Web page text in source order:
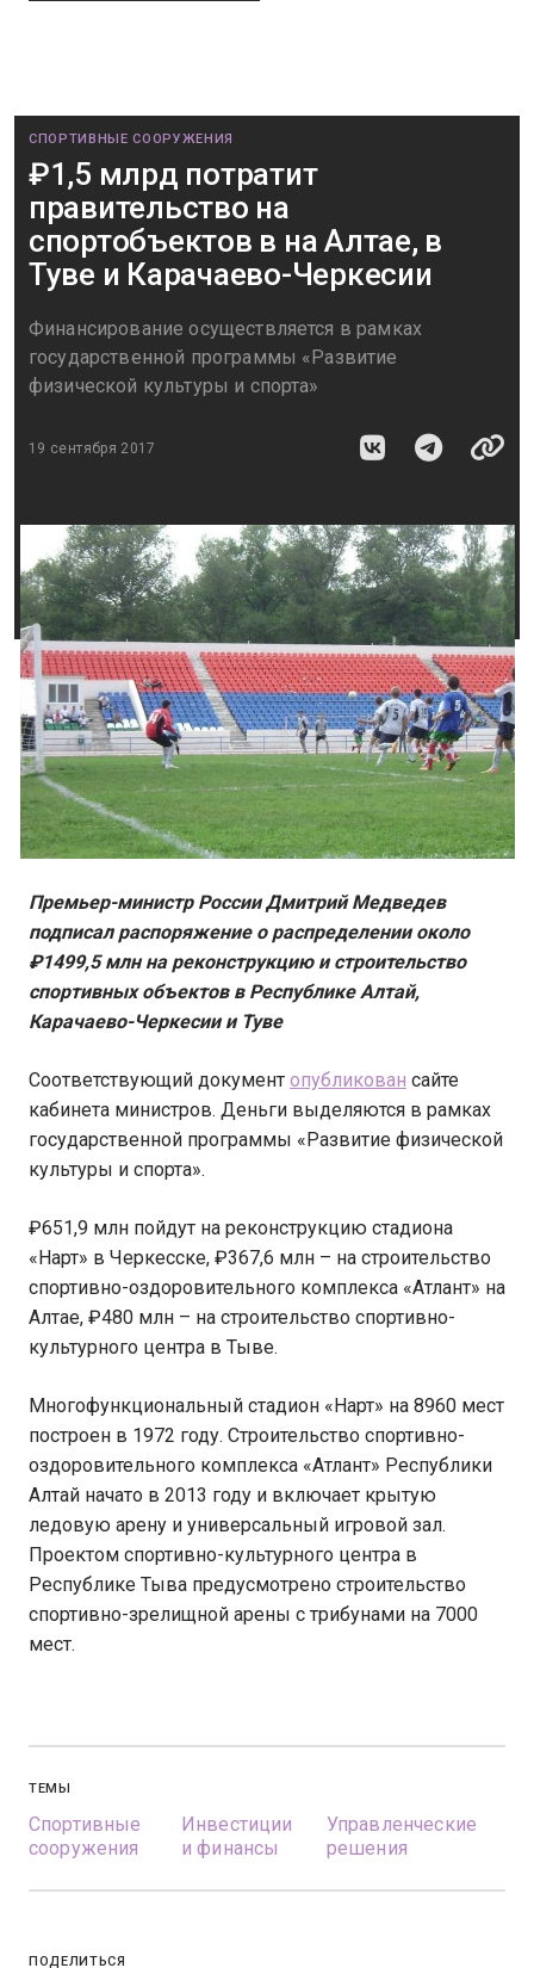
СПОРТИВНЫЕ СООРУЖЕНИЯ
₽1,5 млрд потратит
правительство на
спортобъектов в на Алтае, в
Туве и Карачаево-Черкесии
Финансирование осуществляется в рамках
государственной программы «Развитие
физической культуры и спорта»
19 сентября 2017
Премьер-министр России Дмитрий Медведев
подписал распоряжение о распределении около
₽1499,5 млн на реконструкцию и строительство
спортивных объектов в Республике Алтай,
Карачаево-Черкесии и Туве
Соответствующий документ опубликован сайте
кабинета министров. Деньги выделяются в рамках
государственной программы «Развитие физической
культуры и спорта».
₽651,9 млн пойдут на реконструкцию стадиона
«Нарт» в Черкесске, ₽367,6 млн – на строительство
спортивно-оздоровительного комплекса «Атлант» на
Алтае, ₽480 млн – на строительство спортивно-
культурного центра в Тыве.
Многофункциональный стадион «Нарт» на 8960 мест
построен в 1972 году. Строительство спортивно-
оздоровительного комплекса «Атлант» Республики
Алтай начато в 2013 году и включает крытую
ледовую арену и универсальный игровой зал.
Проектом спортивно-культурного центра в
Республике Тыва предусмотрено строительство
спортивно-зрелищной арены с трибунами на 7000
мест.
ТЕМЫ
Спортивные
сооружения
Инвестиции
и финансы
Управленческие
решения
ПОДЕЛИТЬСЯ